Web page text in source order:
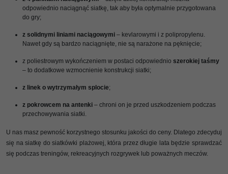
odpowiednio naciągnąć siatkę, tak aby była optymalnie przygotowana
do gry;
z solidnymi liniami naciągowymi – kevlarowymi i z polipropylenu.
Nawet gdy są bardzo naciągnięte, nie są narażone na pęknięcie;
z poliestrowym wykończeniem w postaci odpowiednio szerokiej taśmy
– to dodatkowe wzmocnienie konstrukcji siatki;
z linek o wytrzymałym splocie;
z pokrowcem na antenki – chroni on je przed uszkodzeniem podczas
przechowywania siatki.
U nas masz pewność korzystnego stosunku jakości do ceny. Dlatego zdecyduj
się na siatkę do siatkówki plażowej, która przez długie lata będzie sprawdzać
się podczas treningów, rekreacyjnych rozgrywek lub poważnych meczów.